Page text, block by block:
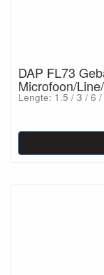
DAP FL73
Microfoon/
Lengte: 1.5 / 3 / 6